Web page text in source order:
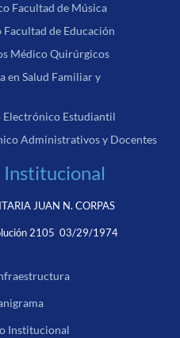
Facultad de Música
de Educación
Médico Quirúrgicos
en Salud Familiar y
Electrónico Estudiantil
Administrativos y Docentes
JUAN N. CORPAS
2105 03/29/1974
Institucional